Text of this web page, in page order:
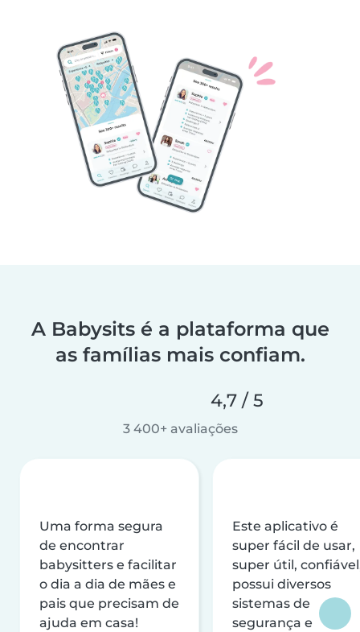
A Babysits é a plataforma que
as famílias mais confiam.
4,7 / 5
3 400+ avaliações
Uma forma segura
de encontrar
babysitters e facilitar
o dia a dia de mães e
pais que precisam de
ajuda em casa!
Este aplicativo é
super fácil de usar,
super útil,
possui diversos
sistemas de
segurança e